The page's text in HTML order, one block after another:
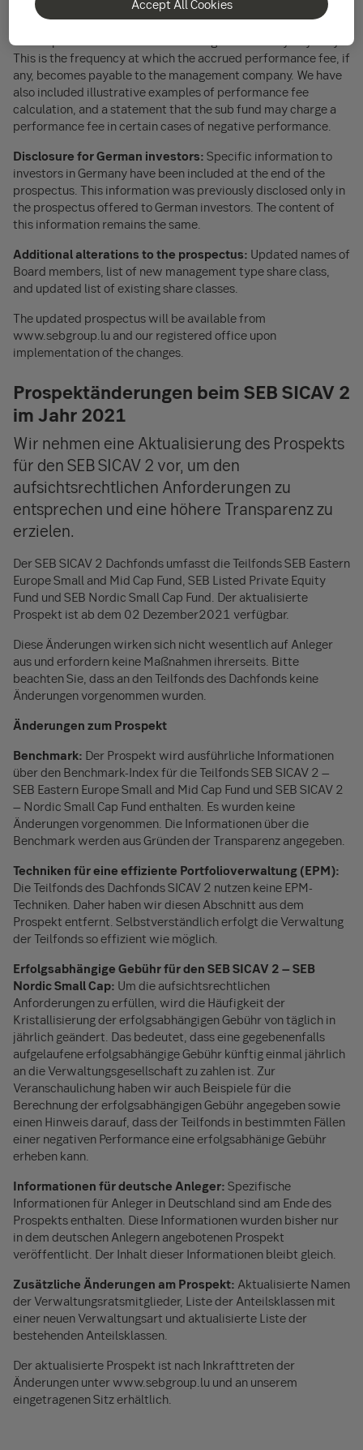
Performance fee for SEB SICAV 2 – SEB Nordic Small Cap:
To satisfy regulatory requirements, crystallisation frequency
for the performance fee will be changed from daily to yearly.
This is the frequency at which the accrued performance fee, if
any, becomes payable to the management company. We have
also included illustrative examples of performance fee
calculation, and a statement that the sub fund may charge a
performance fee in certain cases of negative performance.
Disclosure for German investors: Specific information to
investors in Germany have been included at the end of the
prospectus. This information was previously disclosed only in
the prospectus offered to German investors. The content of
this information remains the same.
Additional alterations to the prospectus: Updated names of
Board members, list of new management type share class,
and updated list of existing share classes.
The updated prospectus will be available from
www.sebgroup.lu and our registered office upon
implementation of the changes.
Prospektänderungen beim SEB SICAV 2
im Jahr 2021
Wir nehmen eine Aktualisierung des Prospekts
für den SEB SICAV 2 vor, um den
aufsichtsrechtlichen Anforderungen zu
entsprechen und eine höhere Transparenz zu
erzielen.
Der SEB SICAV 2 Dachfonds umfasst die Teilfonds SEB Eastern
Europe Small and Mid Cap Fund, SEB Listed Private Equity
Fund und SEB Nordic Small Cap Fund. Der aktualisierte
Prospekt ist ab dem 02 Dezember2021 verfügbar.
Diese Änderungen wirken sich nicht wesentlich auf Anleger
aus und erfordern keine Maßnahmen ihrerseits. Bitte
beachten Sie, dass an den Teilfonds des Dachfonds keine
Änderungen vorgenommen wurden.
Änderungen zum Prospekt
Benchmark: Der Prospekt wird ausführliche Informationen
über den Benchmark-Index für die Teilfonds SEB SICAV 2 –
SEB Eastern Europe Small and Mid Cap Fund und SEB SICAV 2
– Nordic Small Cap Fund enthalten. Es wurden keine
Änderungen vorgenommen. Die Informationen über die
Benchmark werden aus Gründen der Transparenz angegeben.
Techniken für eine effiziente Portfolioverwaltung (EPM):
Die Teilfonds des Dachfonds SICAV 2 nutzen keine EPM-
Techniken. Daher haben wir diesen Abschnitt aus dem
Prospekt entfernt. Selbstverständlich erfolgt die Verwaltung
der Teilfonds so effizient wie möglich.
Erfolgsabhängige Gebühr für den SEB SICAV 2 – SEB
Nordic Small Cap: Um die aufsichtsrechtlichen
Anforderungen zu erfüllen, wird die Häufigkeit der
Kristallisierung der erfolgsabhängigen Gebühr von täglich in
jährlich geändert. Das bedeutet, dass eine gegebenenfalls
aufgelaufene erfolgsabhängige Gebühr künftig einmal jährlich
an die Verwaltungsgesellschaft zu zahlen ist. Zur
Veranschaulichung haben wir auch Beispiele für die
Berechnung der erfolgsabhängigen Gebühr angegeben sowie
einen Hinweis darauf, dass der Teilfonds in bestimmten Fällen
einer negativen Performance eine erfolgsabhänige Gebühr
erheben kann.
Informationen für deutsche Anleger: Spezifische
Informationen für Anleger in Deutschland sind am Ende des
Prospekts enthalten. Diese Informationen wurden bisher nur
in dem deutschen Anlegern angebotenen Prospekt
veröffentlicht. Der Inhalt dieser Informationen bleibt gleich.
Zusätzliche Änderungen am Prospekt: Aktualisierte Namen
der Verwaltungsratsmitglieder, Liste der Anteilsklassen mit
einer neuen Verwaltungsart und aktualisierte Liste der
bestehenden Anteilsklassen.
Der aktualisierte Prospekt ist nach Inkrafttreten der
Änderungen unter www.sebgroup.lu und an unserem
eingetragenen Sitz erhältlich.
Accept All Cookies